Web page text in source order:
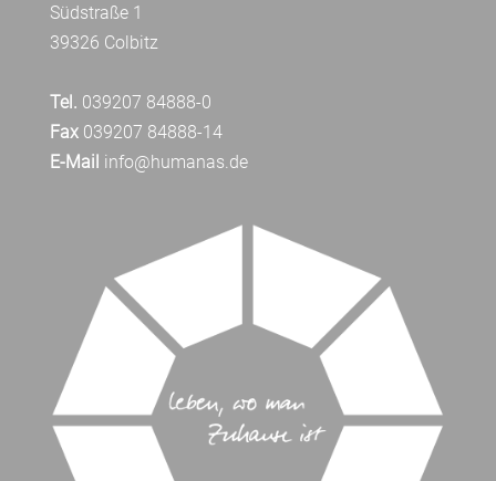
Südstraße 1
39326 Colbitz
Tel. 039207 84888-0
Fax039207 84888-14
E-Mail info@humanas.de